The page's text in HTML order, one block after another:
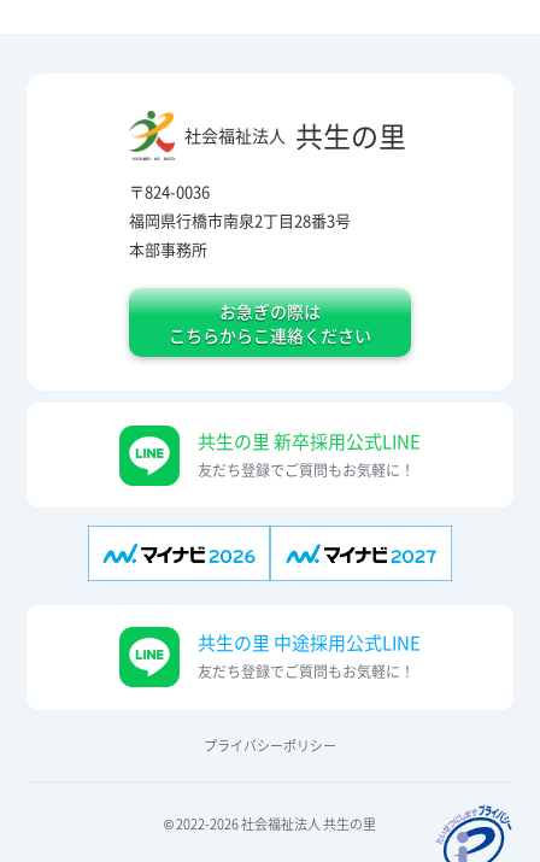
社会福祉法人 共生の里
〒824-0036
福岡県行橋市南泉2丁目28番3号
本部事務所
お急ぎの際は
こちらからこ連絡ください
共生の里 新卒採用公式LINE
友だち登録でご質問もお気軽に！
共生の里 中途採用公式LINE
友だち登録でご質問もお気軽に！
プライバシーポリシー
© 2022-2026 社会福祉法人 共生の里